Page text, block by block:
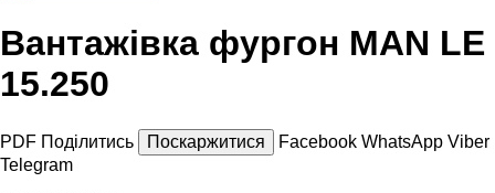
Вантажівка фургон MAN LE
15.250
PDF Поділитись Поскаржитися Facebook WhatsApp Viber
Telegram